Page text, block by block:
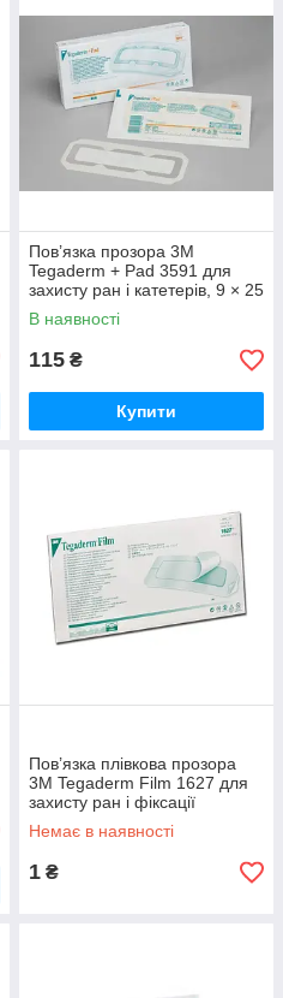
Пов’язка прозора 3M
Tegaderm + Pad 3591 для
захисту ран і катетерів, 9 × 25
см, №25
В наявності
115 ₴
Купити
Пов’язка плівкова прозора
3M Tegaderm Film 1627 для
захисту ран і фіксації
медичних виробів, 10 × 25
см, стерильна, №20.
Немає в наявності
1 ₴